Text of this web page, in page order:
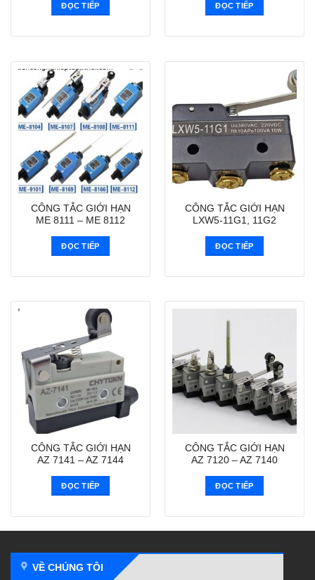
ĐỌC TIẾP ĐỌC TIẾP
CÔNG TẮC GIỚI HẠN
ME 8111 – ME 8112
ĐỌC TIẾP
CÔNG TẮC GIỚI HẠN
LXW5-11G1, 11G2
ĐỌC TIẾP
CÔNG TẮC GIỚI HẠN
AZ 7141 – AZ 7144
ĐỌC TIẾP
CÔNG TẮC GIỚI HẠN
AZ 7120 – AZ 7140
ĐỌC TIẾP
VỀ CHÚNG TÔI